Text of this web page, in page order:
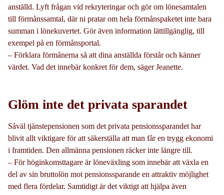
anställd. Lyft frågan vid rekryteringar och gör om lönesamtalen
till förmånssamtal, där ni pratar om hela förmånspaketet inte bara
summan i lönekuvertet. Gör även information lättillgänglig, till
exempel på en förmånsportal.
– Förklara förmånerna så att dina anställda förstår och känner
värdet. Vad det innebär konkret för dem, säger Jeanette.
Glöm inte det privata sparandet
Såväl tjänstepensionen som det privata pensionssparandet har
blivit allt viktigare för att säkerställa att man får en trygg ekonomi
i framtiden. Den allmänna pensionen räcker inte längre till.
– För höginkomsttagare är löneväxling som innebär att växla en
del av sin bruttolön mot pensionssparande en attraktiv möjlighet
med flera fördelar. Samtidigt är det viktigt att hjälpa även